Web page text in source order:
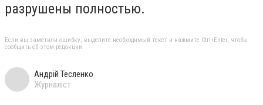
разрушены полностью.
Если вы заметили ошибку, выделите необходимый текст и нажмите Ctrl+Enter, чтобы
сообщить об этом редакции
Андрій Тесленко
Журналіст